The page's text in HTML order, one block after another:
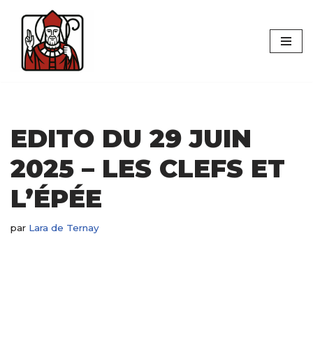
Aller
contenu
EDITO DU 29 JUIN
2025 – LES CLEFS ET
L’ÉPÉE
par Lara de Ternay